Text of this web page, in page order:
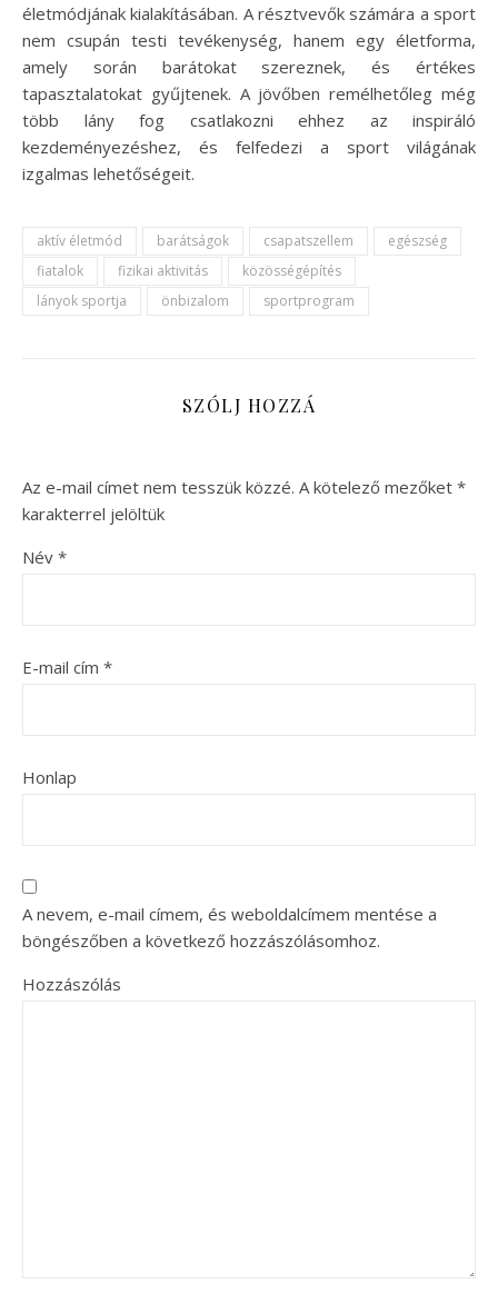
életmódjának kialakításában. A résztvevők számára a sport
nem csupán testi tevékenység, hanem egy életforma,
amely során barátokat szereznek, és értékes
tapasztalatokat gyűjtenek. A jövőben remélhetőleg még
több lány fog csatlakozni ehhez az inspiráló
kezdeményezéshez, és felfedezi a sport világának
izgalmas lehetőségeit.
aktív életmód barátságok csapatszellem
egészség
fiatalok
fizikai aktivitás
közösségépítés
lányok sportja
önbizalom sportprogram
SZÓLJ HOZZÁ
Az e-mail címet nem tesszük közzé. A kötelező mezőket *
karakterrel jelöltük
Név *
E-mail cím *
Honlap
A nevem, e-mail címem, és weboldalcímem mentése a
böngészőben a következő hozzászólásomhoz.
Hozzászólás